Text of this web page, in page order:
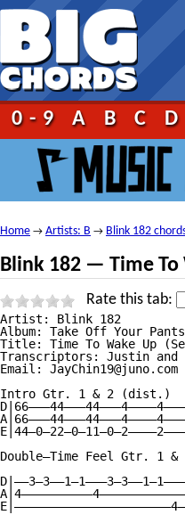
0-9 A B C D
Home → Artists: B → Blink 182
Blink 182 — Time To
Rate this tab:
Artist: Blink 182
Album: Take Off Your
Title: Time To Wake Up
Transcriptors: Justin and
Email: JayChin19@juno.com
Intro
Double—Time Feel Gtr. 1